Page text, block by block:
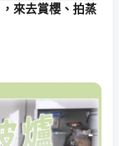
來去賞櫻、拍蒸